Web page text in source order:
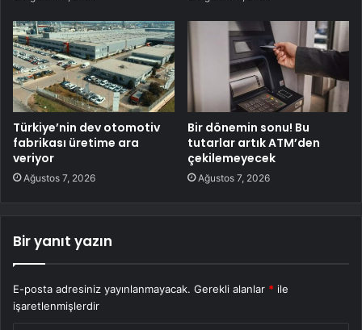
Türkiye’nin dev otomotiv
fabrikası üretime ara
veriyor
Ağustos 7, 2026
Bir dönemin sonu! Bu
tutarlar artık ATM’den
çekilemeyecek
Ağustos 7, 2026
Bir yanıt yazın
E-posta adresiniz yayınlanmayacak. Gerekli alanlar * ile
işaretlenmişlerdir